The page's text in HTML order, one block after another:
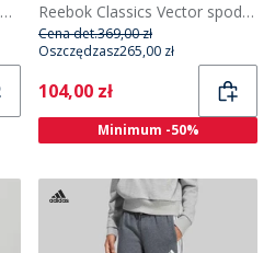
JACK & JONES Chłopięce Thomas Two Pack Spodnie Dresowe Szary Margielowy
Reebok Classics Vector spodnie dresowe dla niego kolor Night Black
Cena det.369,00 zł
Oszczędzasz265,00 zł
Current
104,00 zł
Minimum -50%